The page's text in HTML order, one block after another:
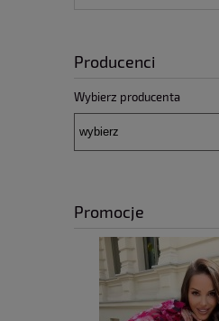
Producenci
Wybierz producenta
Promocje